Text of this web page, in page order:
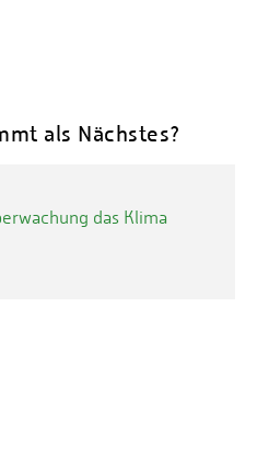
als Nächstes?
das Klima